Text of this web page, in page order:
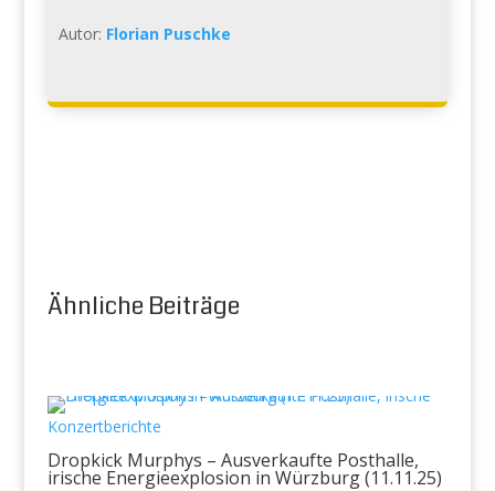
Autor: Florian Puschke
Ähnliche Beiträge
Konzertberichte
Dropkick Murphys – Ausverkaufte Posthalle,
irische Energieexplosion in Würzburg (11.11.25)